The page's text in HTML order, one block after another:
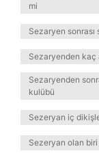
mi
Sezaryen
Sezaryenden kaç
Sezaryenden
kulübü
Sezeryan iç
Sezeryan olan